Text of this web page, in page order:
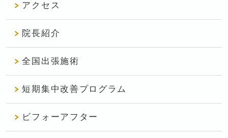
アクセス
院長紹介
全国出張施術
短期集中改善プログラム
ビフォーアフター